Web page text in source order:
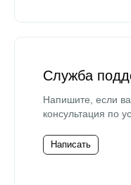
Служба
Напишите, если
консультация по
Написать